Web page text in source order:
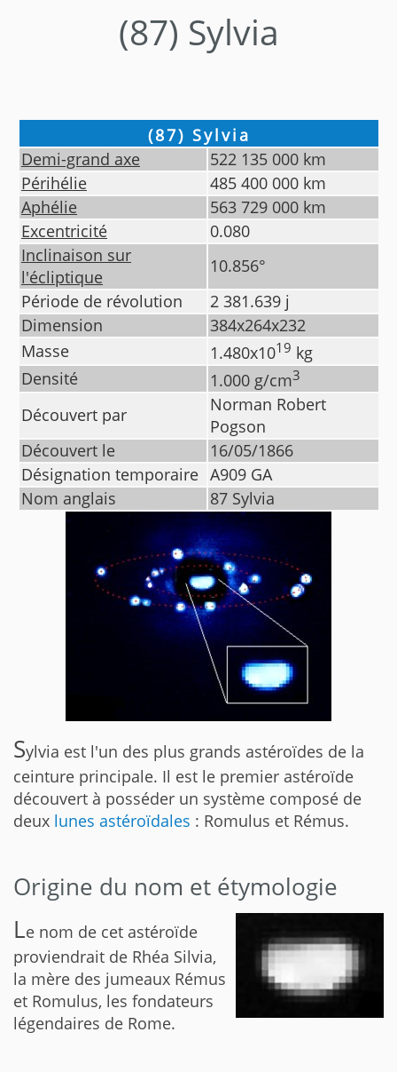
(87) Sylvia
(87) Sylvia
Demi-grand axe
522 135 000 km
Périhélie
485 400 000 km
Aphélie
563 729 000 km
Excentricité
0.080
Inclinaison sur
l'écliptique
10.856°
Période de révolution
2 381.639 j
Dimension
384x264x232
Masse
1.480x1019 kg
Densité
1.000 g/cm3
Découvert par
Norman Robert
Pogson
Découvert le
16/05/1866
Désignation temporaire A909 GA
Nom anglais
87 Sylvia
Sylvia est l'un des plus grands astéroïdes de la
ceinture principale. Il est le premier astéroïde
découvert à posséder un système composé de
deux lunes astéroïdales : Romulus et Rémus.
Origine du nom et étymologie
Le nom de cet astéroïde
proviendrait de Rhéa Silvia,
la mère des jumeaux Rémus
et Romulus, les fondateurs
légendaires de Rome.